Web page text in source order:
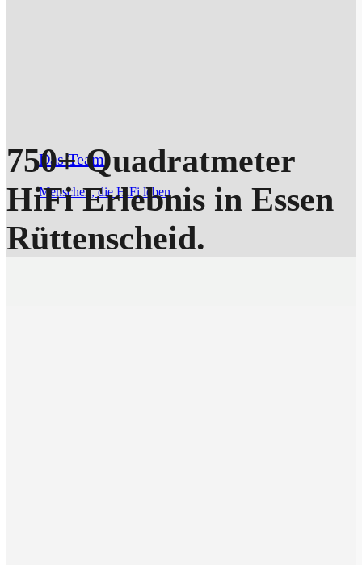
Das Team
Menschen, die HiFi leben
750+ Quadratmeter
HiFi Erlebnis in Essen
Rüttenscheid.